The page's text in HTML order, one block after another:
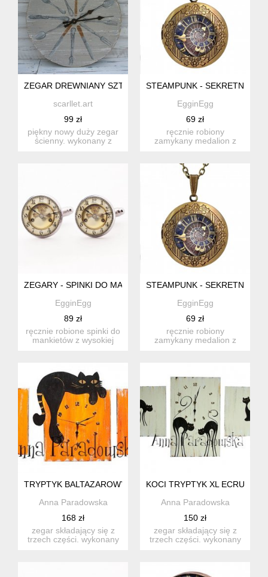
ZEGAR DREWNIANY SZTUĆCE
scarllet.art
99 zł
piękny nowy duży zegar
ścienny. wykonany z
STEAMPUNK - SEKRETNIK Z
EgginEgg
69 zł
ręcznie robiony
zamykany medalion z
ZEGARY - SPINKI DO MANKIETÓW - EGGINEGG
EgginEgg
89 zł
ręcznie robione spinki do
mankietów z wysokiej
STEAMPUNK - SEKRETNIK Z
EgginEgg
69 zł
ręcznie robiony
zamykany medalion z
TRYPTYK BALTAZAROWY XXL [23905.1]
Anna Paradowska
168 zł
zegar składający się z
trzech części. wykonany
KOCI TRYPTYK XL
Anna Paradowska
150 zł
zegar składający się z
trzech części. wykonany